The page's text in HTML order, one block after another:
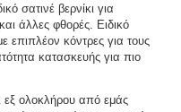
σατινέ βερνίκι για
άλλες φθορές. Ειδικό
επιπλέον κόντρες για τους
κατασκευής για πιο
εξ ολοκλήρου από εμάς